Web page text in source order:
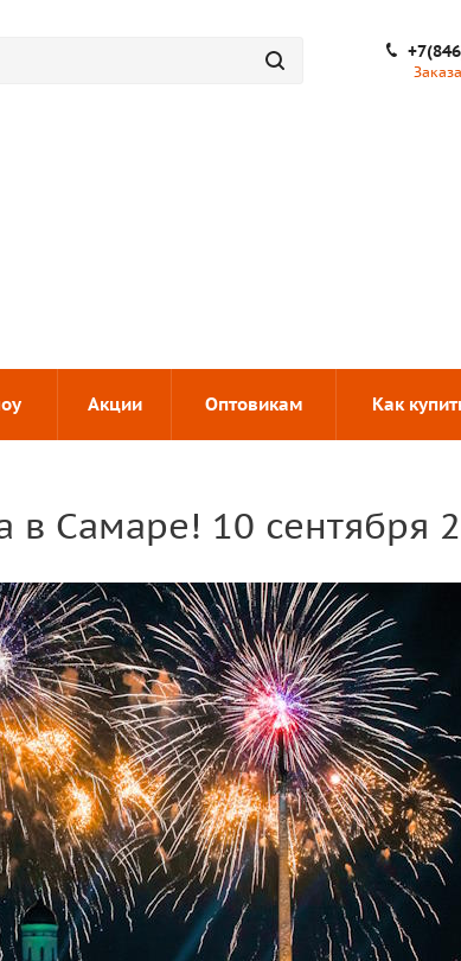
Акции Оптовикам Как
Самаре! 10 сентября